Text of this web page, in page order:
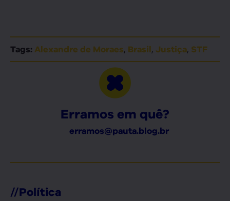
Tags: Alexandre de Moraes, Brasil, Justiça, STF
Erramos em quê?
erramos@pauta.blog.br
//Política